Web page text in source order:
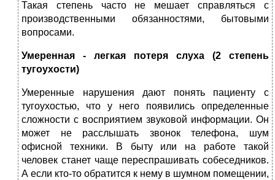
Такая степень часто не мешает справляться с
производственными обязанностями, бытовыми
вопросами.
Умеренная - легкая потеря слуха (2 степень
тугоухости)
Умеренные нарушения дают понять пациенту с
тугоухостью, что у него появились определенные
сложности с восприятием звуковой информации. Он
может не расслышать звонок телефона, шум
офисной техники. В быту или на работе такой
человек станет чаще переспрашивать собеседников.
А если кто-то обратится к нему в шумном помещении,